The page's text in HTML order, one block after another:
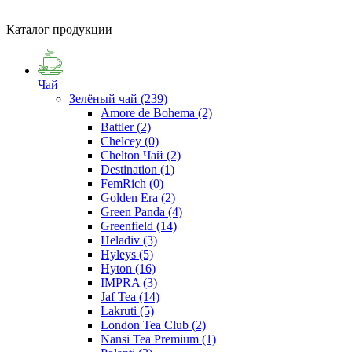
Каталог продукции
Чай
Зелёный чай (239)
Amore de Bohema (2)
Battler(2)
Chelcey (0)
Chelton Чай (2)
Destination (1)
FemRich (0)
Golden Era (2)
Green Panda (4)
Greenfield (14)
Heladiv (3)
Hyleys (5)
Hyton (16)
IMPRA (3)
Jaf Tea (14)
Lakruti (5)
London Tea Club (2)
Nansi Tea Premium (1)